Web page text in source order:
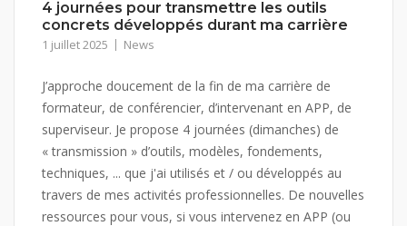
4 journées pour transmettre les outils
concrets développés durant ma carrière
1 juillet 2025 News
J’approche doucement de la fin de ma carrière de
formateur, de conférencier, d’intervenant en APP, de
superviseur. Je propose 4 journées (dimanches) de
« transmission » d’outils, modèles, fondements,
techniques, ... que j'ai utilisés et / ou développés au
travers de mes activités professionnelles. De nouvelles
ressources pour vous, si vous intervenez en APP (ou